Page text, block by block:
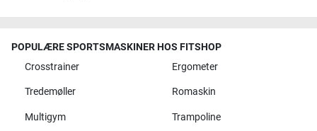
POPULÆRE SPORTSMASKINER HOS FITSHOP
Crosstrainer
Ergometer
Tredemøller Romaskin
Multigym Trampoline